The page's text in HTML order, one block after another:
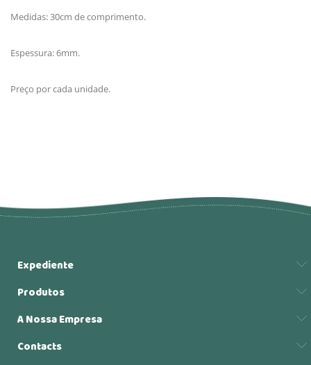
Medidas: 30cm de comprimento.
Espessura: 6mm.
Preço por cada unidade.
Expediente
Produtos
A Nossa Empresa
Contacts